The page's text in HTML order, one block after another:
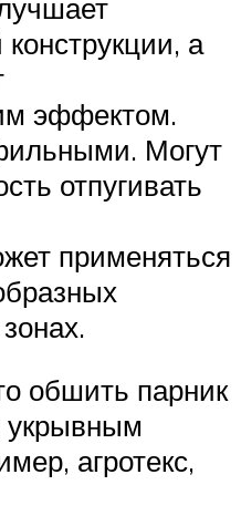
а
эффектом.
Могут
отпугивать
применяться
обшить парник
укрывным
агротекс,